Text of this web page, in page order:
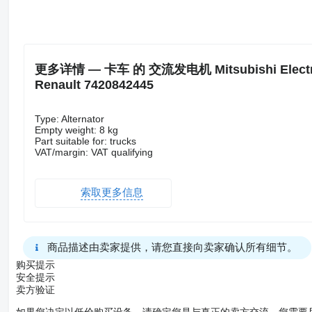
更多详情 — 卡车 的 交流发电机 Mitsubishi
Renault 7420842445
Type: Alternator
Empty weight: 8 kg
Part suitable for: trucks
VAT/margin: VAT qualifying
索取更多信息
商品描述由卖家提供，请您直接向卖家确认所有细节。
购买提示
安全提示
卖方验证